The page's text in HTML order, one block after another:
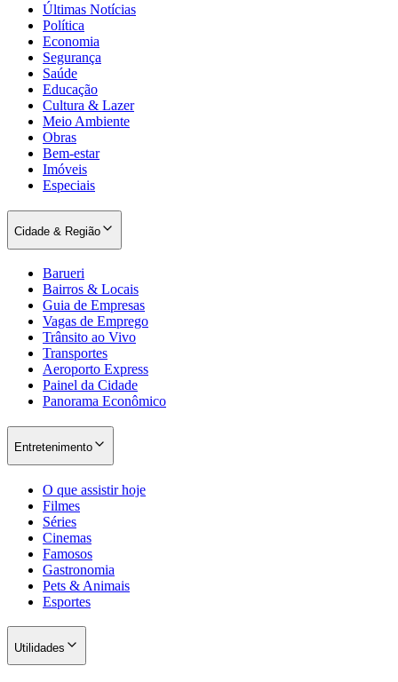
Últimas Notícias
Política
Economia
Segurança
Saúde
Educação
Cultura & Lazer
Meio Ambiente
Obras
Bem-estar
Imóveis
Especiais
Cidade & Região
Barueri
Bairros & Locais
Guia de Empresas
Vagas de Emprego
Trânsito ao Vivo
Transportes
Aeroporto Express
Painel da Cidade
Panorama Econômico
Entretenimento
O que assistir hoje
Filmes
Séries
Cinemas
Famosos
Gastronomia
Pets & Animais
Esportes
Utilidades